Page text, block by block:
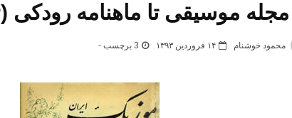
مجله موسیقی تا ماهنامه رودکی (۴)
محمود خوشنام ۱۴ فروردین ۱۳۹۳ 3 برچسب -